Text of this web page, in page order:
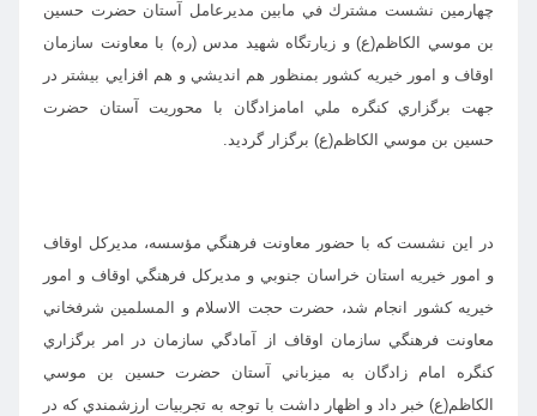
چهارمين نشست مشترك في مابين مديرعامل آستان حضرت حسين
بن موسي الكاظم(ع) و زیارتگاه شهید مدس (ره) با معاونت سازمان
اوقاف و امور خيريه كشور بمنظور هم انديشي و هم افزايي بيشتر در
جهت برگزاري كنگره ملي امامزادگان با محوريت آستان حضرت
حسين بن موسي الكاظم(ع) برگزار گرديد.
در اين نشست كه با حضور معاونت فرهنگي مؤسسه، مديركل اوقاف
و امور خيريه استان خراسان جنوبي و مديركل فرهنگي اوقاف و امور
خيريه كشور انجام شد، حضرت حجت الاسلام و المسلمين شرفخاني
معاونت فرهنگي سازمان اوقاف از آمادگي سازمان در امر برگزاري
كنگره امام زادگان به ميزباني آستان حضرت حسين بن موسي
الكاظم(ع) خبر داد و اظهار داشت با توجه به تجربيات ارزشمندي كه در